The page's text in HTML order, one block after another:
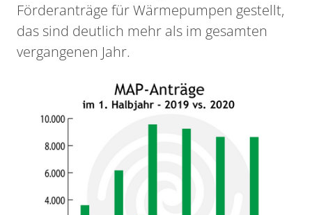
Förderanträge für Wärmepumpen gestellt,
das sind deutlich mehr als im gesamten
vergangenen Jahr.